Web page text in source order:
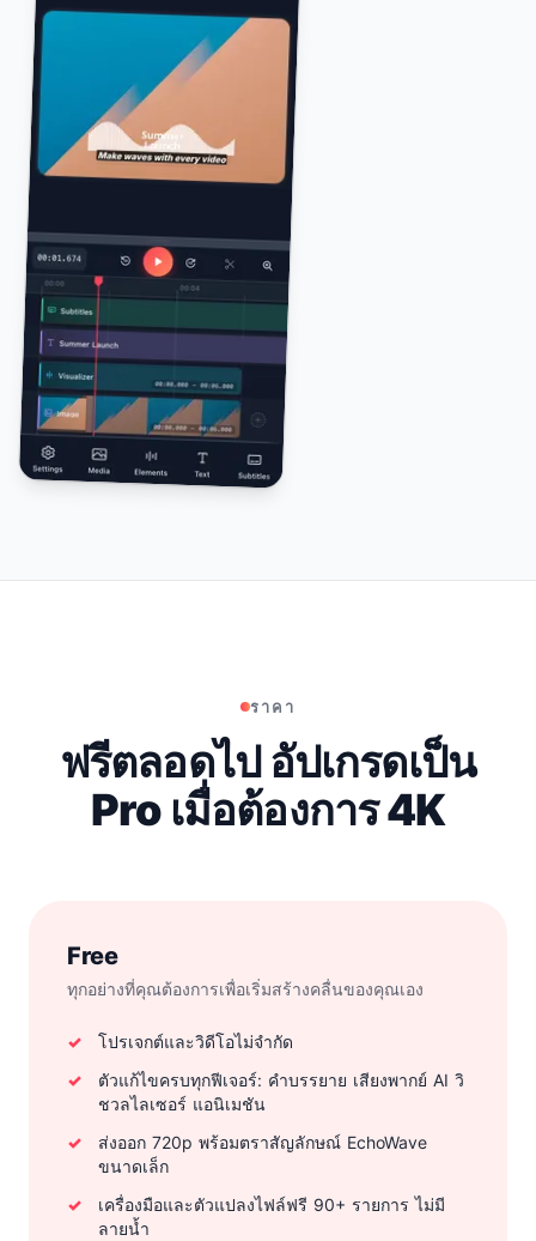
ราคา
ฟรีตลอดไป อัปเกรดเป็น
Pro เมื่อต้องการ 4K
Free
ทุกอย่างที่คุณต้องการเพื่อเริ่มสร้างคลื่นของคุณเอง
โปรเจกต์และวิดีโอไม่จำกัด
ตัวแก้ไขครบทุกฟีเจอร์: คำบรรยาย เสียงพากย์ AI วิ
ชวลไลเซอร์ แอนิเมชัน
ส่งออก 720p พร้อมตราสัญลักษณ์ EchoWave
ขนาดเล็ก
เครื่องมือและตัวแปลงไฟล์ฟรี 90+ รายการ ไม่มี
ลายน้ำ